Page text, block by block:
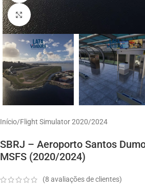
Click to enlarge
Início/Flight Simulator 2020/2024
SBRJ – Aeroporto Santos
MSFS (2020/2024)
(8 avaliações de clientes)